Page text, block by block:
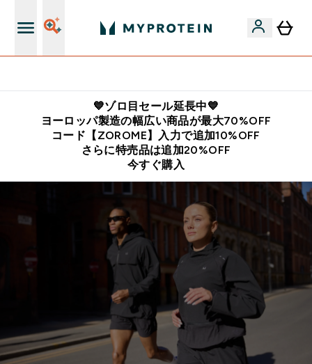
💙ゾロ目セール延長中💙
ヨーロッパ製造の幅広い商品が最大70%OFF
コード【ZOROME】入力で追加10%OFF
さらに特売品は追加20%OFF
今すぐ購入